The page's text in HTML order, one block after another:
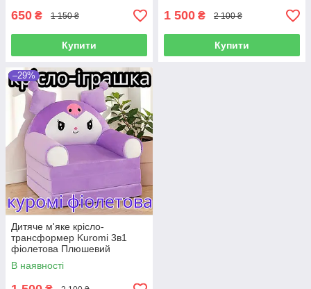
650 ₴ 1 150 ₴
Купити
1 500 ₴ 2 100 ₴
Купити
–29%
Дитяче м'яке крісло-
трансформер Kuromi 3в1
фіолетова Плюшевий
розкладний диван-ліжко з
мультяшною подушкою
В наявності